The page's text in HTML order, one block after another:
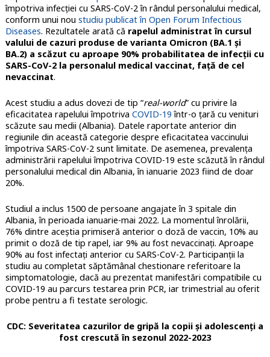
împotriva infecţiei cu SARS-CoV-2 în rândul personalului medical,
conform unui nou studiu publicat în Open Forum Infectious
Diseases. Rezultatele arată că rapelul administrat în cursul
valului de cazuri produse de varianta Omicron (BA.1 şi
BA.2) a scăzut cu aproape 90% probabilitatea de infecţii cu
SARS-CoV-2 la personalul medical vaccinat, faţă de cel
nevaccinat.
Acest studiu a adus dovezi de tip “real-world” cu privire la
eficacitatea rapelului împotriva COVID-19 într-o ţară cu venituri
scăzute sau medii (Albania). Datele raportate anterior din
regiunile din această categorie despre eficacitatea vaccinului
împotriva SARS-CoV-2 sunt limitate. De asemenea, prevalenţa
administrării rapelului împotriva COVID-19 este scăzută în rândul
personalului medical din Albania, în ianuarie 2023 fiind de doar
20%.
Studiul a inclus 1500 de persoane angajate în 3 spitale din
Albania, în perioada ianuarie-mai 2022. La momentul înrolării,
76% dintre aceştia primiseră anterior o doză de vaccin, 10% au
primit o doză de tip rapel, iar 9% au fost nevaccinaţi. Aproape
90% au fost infectaţi anterior cu SARS-CoV-2. Participanţii la
studiu au completat săptămânal chestionare referitoare la
simptomatologie, dacă au prezentat manifestări compatibile cu
COVID-19 au parcurs testarea prin PCR, iar trimestrial au oferit
probe pentru a fi testate serologic.
CDC: Severitatea cazurilor de gripă la copii şi adolescenţi a
fost crescută în sezonul 2022-2023